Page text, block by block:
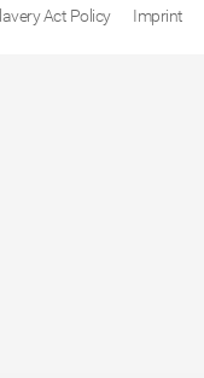
Act Policy Imprint